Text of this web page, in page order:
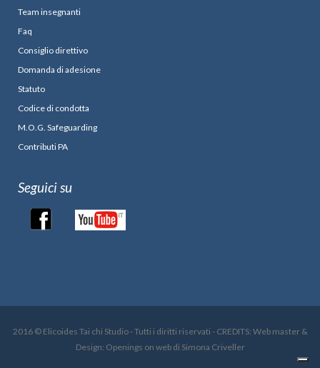
Team insegnanti
Faq
Consiglio direttivo
Domanda di adesione
Statuto
Codice di condotta
M.O.G. Safeguarding
Contributi PA
Seguici su
2016 © Elicoides Tai chi Studio - Tutti i diritti riservati - CREDITS: Web master &
Design: Openings on web di Simona Criveller